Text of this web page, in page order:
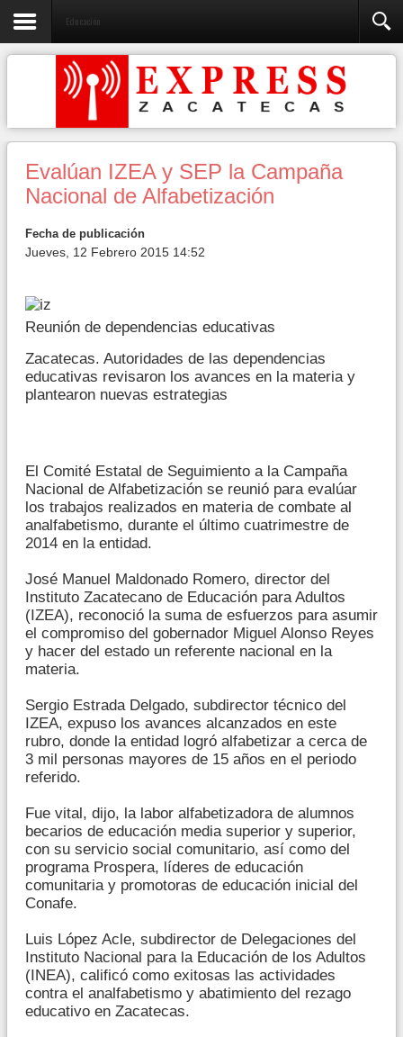
Educación
Evalúan IZEA y SEP la Campaña
Nacional de Alfabetización
Fecha de publicación
Jueves, 12 Febrero 2015 14:52
Reunión de dependencias educativas
Zacatecas. Autoridades de las dependencias
educativas revisaron los avances en la materia y
plantearon nuevas estrategias
El Comité Estatal de Seguimiento a la Campaña
Nacional de Alfabetización se reunió para evalúar
los trabajos realizados en materia de combate al
analfabetismo, durante el último cuatrimestre de
2014 en la entidad.
José Manuel Maldonado Romero, director del
Instituto Zacatecano de Educación para Adultos
(IZEA), reconoció la suma de esfuerzos para asumir
el compromiso del gobernador Miguel Alonso Reyes
y hacer del estado un referente nacional en la
materia.
Sergio Estrada Delgado, subdirector técnico del
IZEA, expuso los avances alcanzados en este
rubro, donde la entidad logró alfabetizar a cerca de
3 mil personas mayores de 15 años en el periodo
referido.
Fue vital, dijo, la labor alfabetizadora de alumnos
becarios de educación media superior y superior,
con su servicio social comunitario, así como del
programa Prospera, líderes de educación
comunitaria y promotoras de educación inicial del
Conafe.
Luis López Acle, subdirector de Delegaciones del
Instituto Nacional para la Educación de los Adultos
(INEA), calificó como exitosas las actividades
contra el analfabetismo y abatimiento del rezago
educativo en Zacatecas.